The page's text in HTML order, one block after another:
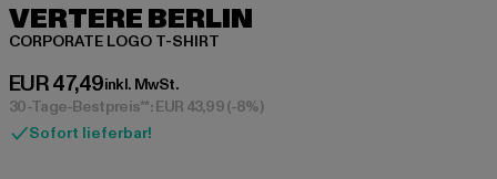
VERTERE BERLIN
CORPORATE LOGO T-SHIRT
EUR 47,49
Derzeitiger Preis: EUR 47,49
inkl. MwSt.
30-Tage-Bestpreis**: EUR 43,99(-8%)
Sofort lieferbar!